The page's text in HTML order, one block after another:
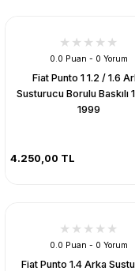
0.0 Puan - 0 Yorum
Fiat Punto 1 1.2 / 1.6
Susturucu Borulu Baskılı
1999
4.250,00 TL
0.0 Puan - 0 Yorum
Fiat Punto 1.4 Arka